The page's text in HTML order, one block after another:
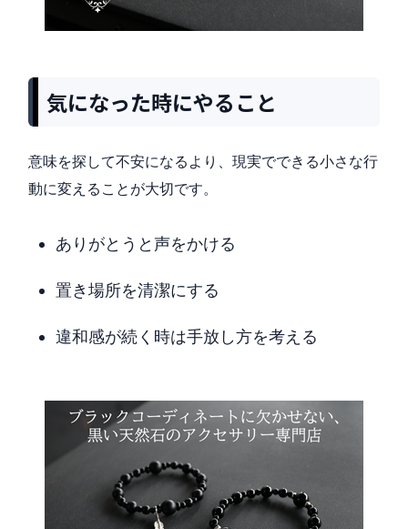
気になった時にやること
意味を探して不安になるより、現実でできる小さな行
動に変えることが大切です。
ありがとうと声をかける
置き場所を清潔にする
違和感が続く時は手放し方を考える